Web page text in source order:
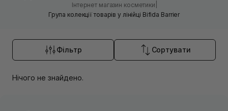
Інтернет магазин косметики
Група колекції товарів у лінійці Bifida Barrier
Фільтр Сортувати
Нічого не знайдено.